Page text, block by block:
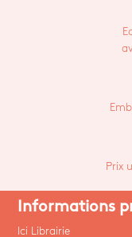
Prix
Informations
Ici Librairie